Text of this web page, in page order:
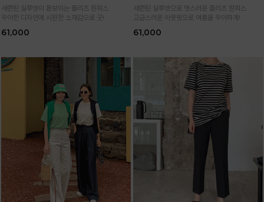
세련된 실루엣이 돋보이는 플리츠 원피스
우아한 디자인에 시원한 소재감으로 굿!
61,000
세련된 실루엣으로 멋스러운 플리츠 원피스
고급스러운 아웃핏으로 여름을 우아하게!
61,000